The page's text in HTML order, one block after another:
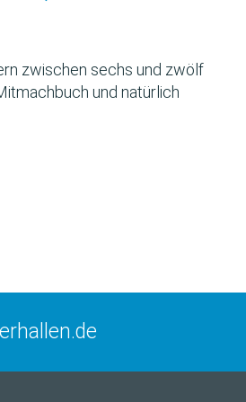
zwischen sechs und zwölf
und natürlich